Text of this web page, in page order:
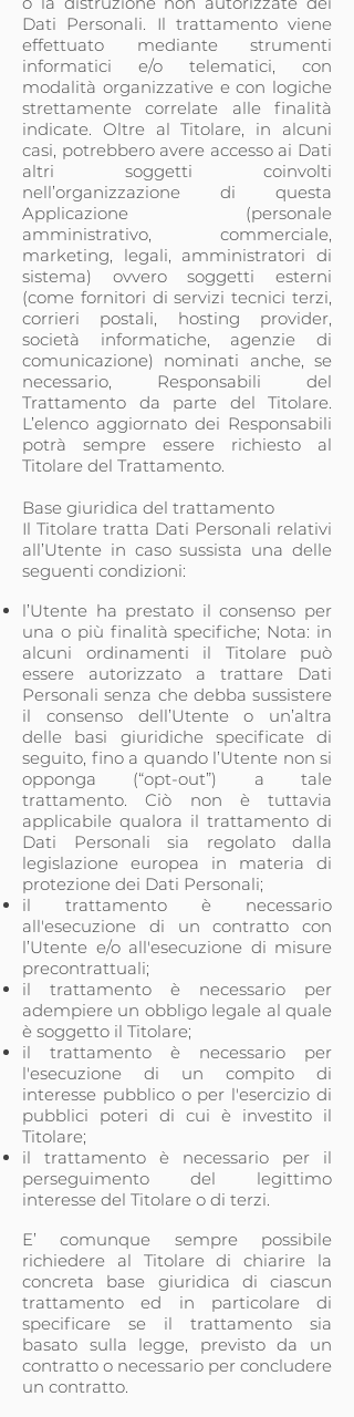
Dati Personali. Il trattamento viene
effettuato mediante strumenti
informatici e/o telematici, con
modalità organizzative e con logiche
strettamente correlate alle finalità
indicate. Oltre al Titolare, in alcuni
casi, potrebbero avere accesso ai Dati
altri soggetti coinvolti
nell’organizzazione di questa
Applicazione (personale
amministrativo, commerciale,
marketing, legali, amministratori di
sistema) ovvero soggetti esterni
(come fornitori di servizi tecnici terzi,
corrieri postali, hosting provider,
società informatiche, agenzie di
comunicazione) nominati anche, se
necessario, Responsabili del
Trattamento da parte del Titolare.
L’elenco aggiornato dei Responsabili
potrà sempre essere richiesto al
Titolare del Trattamento.
Base giuridica del trattamento
Il Titolare tratta Dati Personali relativi
all’Utente in caso sussista una delle
seguenti condizioni:
l’Utente ha prestato il consenso per
una o più finalità specifiche; Nota: in
alcuni ordinamenti il Titolare può
essere autorizzato a trattare Dati
Personali senza che debba sussistere
il consenso dell’Utente o un’altra
delle basi giuridiche specificate di
seguito, fino a quando l’Utente non si
opponga (“opt-out”) a tale
trattamento. Ciò non è tuttavia
applicabile qualora il trattamento di
Dati Personali sia regolato dalla
legislazione europea in materia di
protezione dei Dati Personali;
il trattamento è necessario
all'esecuzione di un contratto con
l’Utente e/o all'esecuzione di misure
precontrattuali;
il trattamento è necessario per
adempiere un obbligo legale al quale
è soggetto il Titolare;
il trattamento è necessario per
l'esecuzione di un compito di
interesse pubblico o per l'esercizio di
pubblici poteri di cui è investito il
Titolare;
il trattamento è necessario per il
perseguimento del legittimo
interesse del Titolare o di terzi.
E’ comunque sempre possibile
richiedere al Titolare di chiarire la
concreta base giuridica di ciascun
trattamento ed in particolare di
specificare se il trattamento sia
basato sulla legge, previsto da un
contratto o necessario per concludere
un contratto.